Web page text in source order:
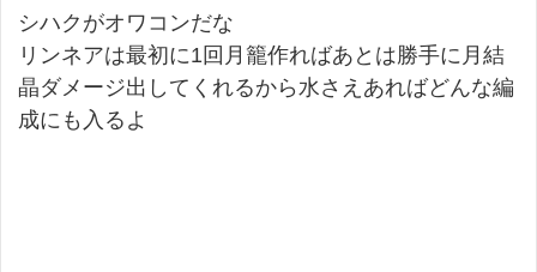
シハクがオワコンだな
リンネアは最初に1回月籠作ればあとは勝手に月結
晶ダメージ出してくれるから水さえあればどんな編
成にも入るよ